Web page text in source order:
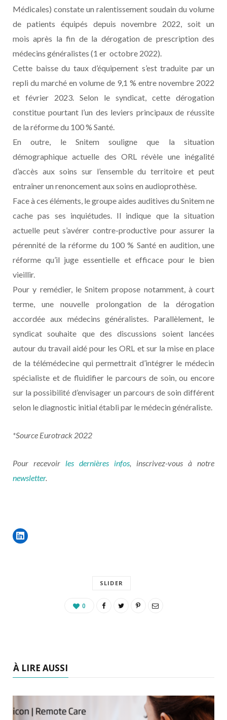
Médicales) constate un ralentissement soudain du volume
de patients équipés depuis novembre 2022, soit un
mois après la fin de la dérogation de prescription des
médecins généralistes (1 er octobre 2022).
Cette baisse du taux d’équipement s’est traduite par un
repli du marché en volume de 9,1 % entre novembre 2022
et février 2023. Selon le syndicat, cette dérogation
constitue pourtant l’un des leviers principaux de réussite
de la réforme du 100 % Santé.
En outre, le Snitem souligne que la situation
démographique actuelle des ORL révèle une inégalité
d’accès aux soins sur l’ensemble du territoire et peut
entraîner un renoncement aux soins en audioprothèse.
Face à ces éléments, le groupe aides auditives du Snitem ne
cache pas ses inquiétudes. Il indique que la situation
actuelle peut s’avérer contre-productive pour assurer la
pérennité de la réforme du 100 % Santé en audition, une
réforme qu’il juge essentielle et efficace pour le bien
vieillir.
Pour y remédier, le Snitem propose notamment, à court
terme, une nouvelle prolongation de la dérogation
accordée aux médecins généralistes. Parallèlement, le
syndicat souhaite que des discussions soient lancées
autour du travail aidé pour les ORL et sur la mise en place
de la télémédecine qui permettrait d’intégrer le médecin
spécialiste et de fluidifier le parcours de soin, ou encore
sur la possibilité d’envisager un parcours de soin différent
selon le diagnostic initial établi par le médecin généraliste.
*Source Eurotrack 2022
Pour recevoir les dernières infos, inscrivez-vous à notre
newsletter.
SLIDER
0
À LIRE AUSSI